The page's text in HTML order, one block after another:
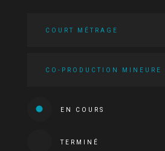
COURT MÉTRAGE
CO-PRODUCTION MINEURE
EN COURS
TERMINÉ